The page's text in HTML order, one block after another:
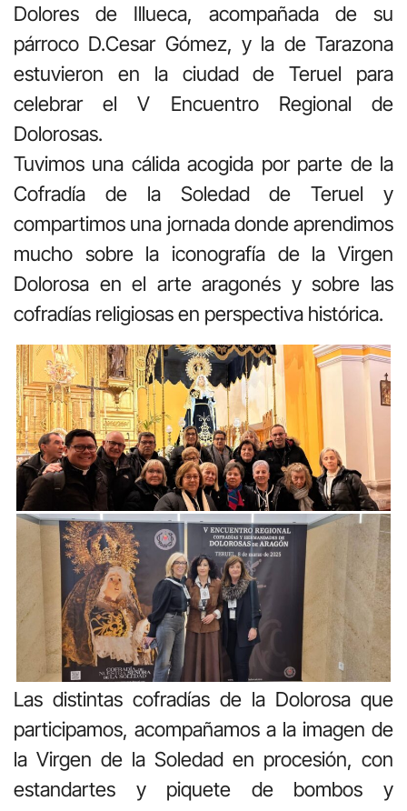
Dolores de Illueca, acompañada de su
párroco D.Cesar Gómez, y la de Tarazona
estuvieron en la ciudad de Teruel para
celebrar el V Encuentro Regional de
Dolorosas.
Tuvimos una cálida acogida por parte de la
Cofradía de la Soledad de Teruel y
compartimos una jornada donde aprendimos
mucho sobre la iconografía de la Virgen
Dolorosa en el arte aragonés y sobre las
cofradías religiosas en perspectiva histórica.
Las distintas cofradías de la Dolorosa que
participamos, acompañamos a la imagen de
la Virgen de la Soledad en procesión, con
estandartes y piquete de bombos y